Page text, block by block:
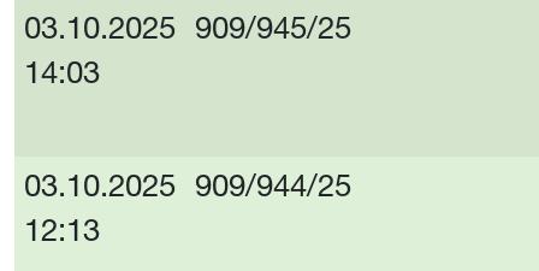
03.10.2025
14:03
909/945/25
03.10.2025
12:13
909/944/25